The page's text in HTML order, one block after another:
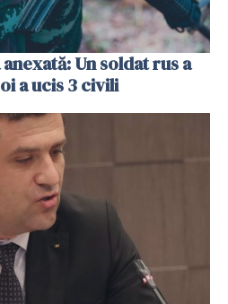
Un soldat rus a
a ucis 3 civili